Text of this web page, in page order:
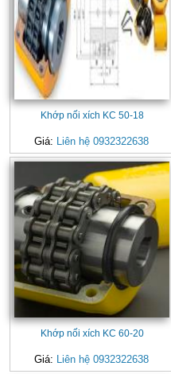
Khớp nối xích KC 50-18
Giá: Liên hệ 0932322638
Khớp nối xích KC 60-20
Giá: Liên hệ 0932322638